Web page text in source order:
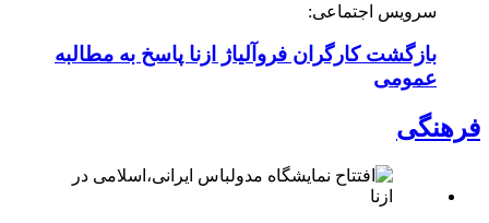
سرویس اجتماعی:
بازگشت کارگران فروآلیاژ ازنا پاسخ به مطالبه
عمومی
فرهنگی